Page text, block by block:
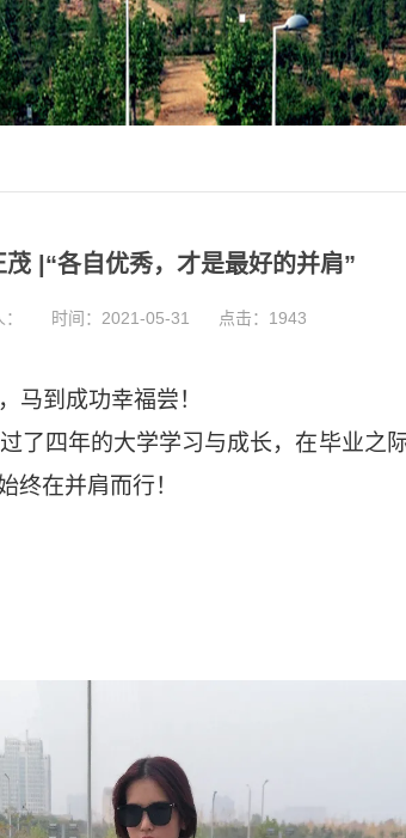
茂 |“各自优秀，才是最好的并肩”
时间：2021-05-31 点击： 1943
马到成功幸福尝！
了四年的大学学习与成长，在毕业之
终在并肩而行！